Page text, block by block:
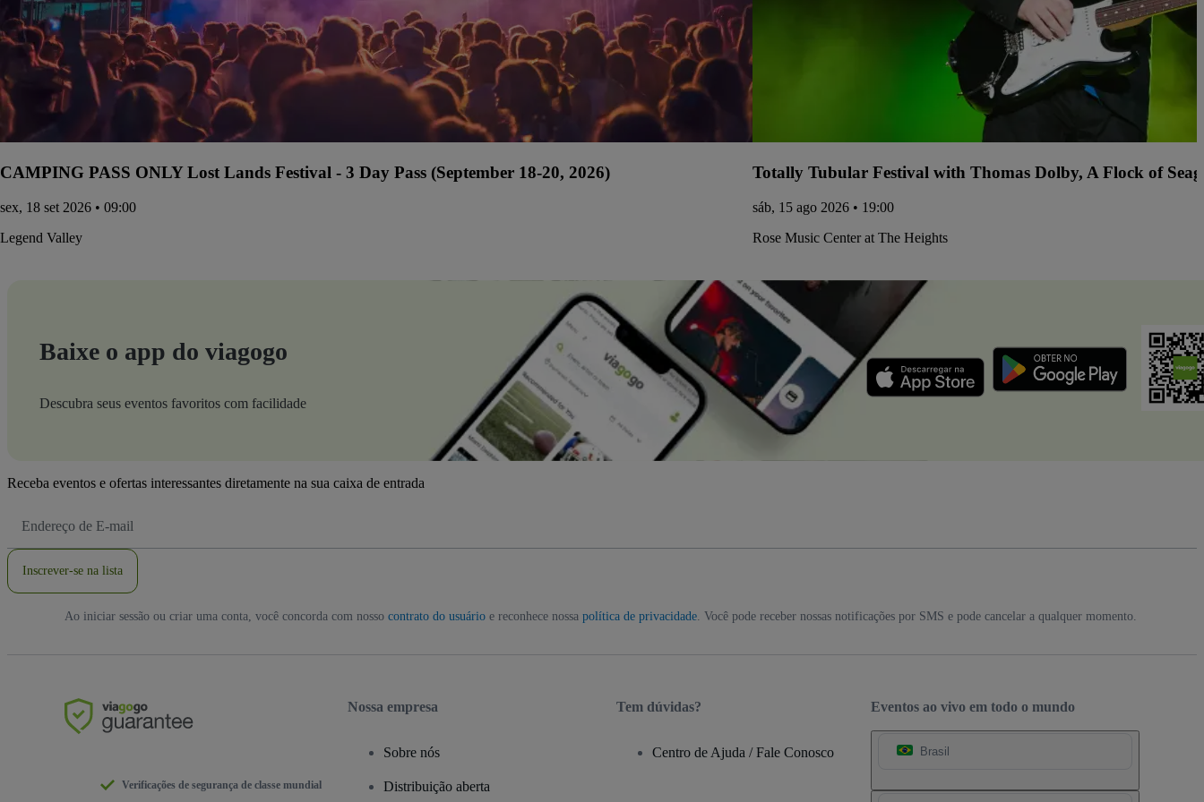
CAMPING PASS ONLY Lost Lands Festival - 3 Day Pass (September 18-20, 2026)
sex, 18 set 2026 • 09:00
Legend Valley
Totally Tubular Festival with Thomas Dolby, A Flock of
sáb, 15 ago 2026 • 19:00
Rose Music Center at The Heights
Baixe o app do viagogo
Descubra seus eventos favoritos com facilidade
Receba eventos e ofertas interessantes diretamente na sua caixa de entrada
de
Inscrever-se na lista
Ao iniciar sessão ou criar uma conta, você concorda com nosso contrato do usuárioe reconhece nossa política de privacidade. Você pode receber nossas notificações por SMS e pode cancelar a qualquer momento.
Eventos ao vivo em todo o mundo
Brasil
Verificações de segurança de classe mundial
Nossa empresa
Sobre nós
Distribuição aberta
Tem dúvidas?
Centro de Ajuda / Fale Conosco